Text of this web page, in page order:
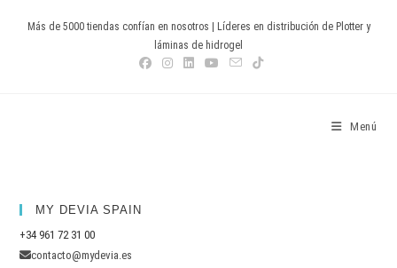
Más de 5000 tiendas confían en nosotros | Líderes en distribución de Plotter y
láminas de hidrogel
Menú
MY DEVIA SPAIN
+34 961 72 31 00
contacto@mydevia.es